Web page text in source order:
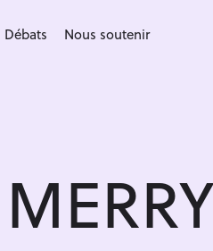
Débats Nous soutenir